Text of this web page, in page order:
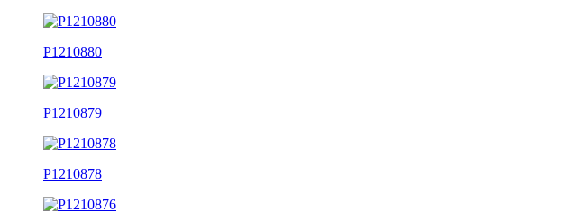
P1210880
P1210879
P1210878